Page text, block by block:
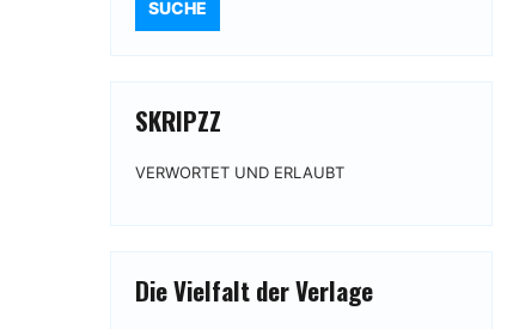
SKRIPZZ
VERWORTET UND ERLAUBT
Die Vielfalt der Verlage